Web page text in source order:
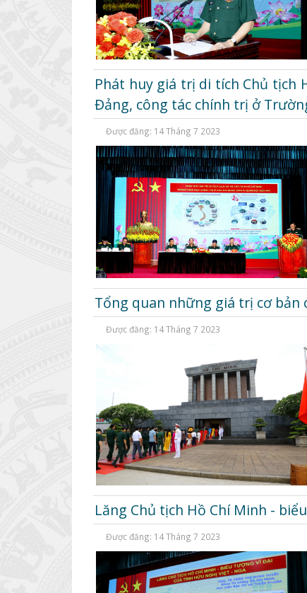
Phát huy giá trị di tích Chủ tịch
Đảng, công tác chính trị ở
Được đăng: 14 Tháng 7 2023
Tổng quan những giá trị cơ bản
Được đăng: 14 Tháng 7 2023
Lăng Chủ tịch Hồ Chí Minh -
Được đăng: 14 Tháng 7 2023